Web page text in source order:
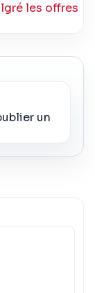
les offres
un